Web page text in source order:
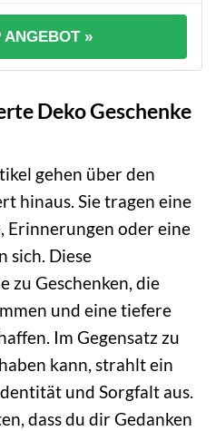
ANGEBOT »
Deko Geschenke
gehen über den
hinaus. Sie tragen eine
Erinnerungen oder eine
sich. Diese
zu Geschenken, die
und eine tiefere
Im Gegensatz zu
kann, strahlt ein
und Sorgfalt aus.
dass du dir Gedanken